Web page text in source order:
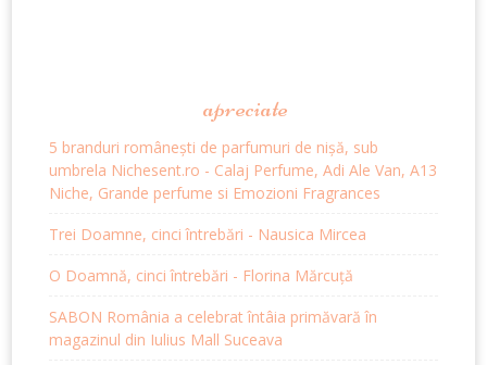
apreciate
5 branduri românești de parfumuri de nișă, sub
umbrela Nichesent.ro - Calaj Perfume, Adi Ale Van, A13
Niche, Grande perfume si Emozioni Fragrances
Trei Doamne, cinci întrebări - Nausica Mircea
O Doamnă, cinci întrebări - Florina Mărcuță
SABON România a celebrat întâia primăvară în
magazinul din Iulius Mall Suceava